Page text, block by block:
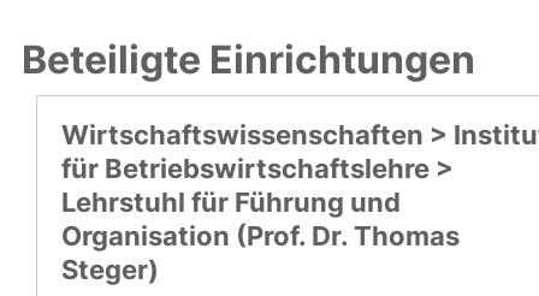
Beteiligte Einrichtungen
Wirtschaftswissenschaften >
für Betriebswirtschaftslehre >
Lehrstuhl für Führung und
Organisation (Prof. Dr. Thomas
Steger)